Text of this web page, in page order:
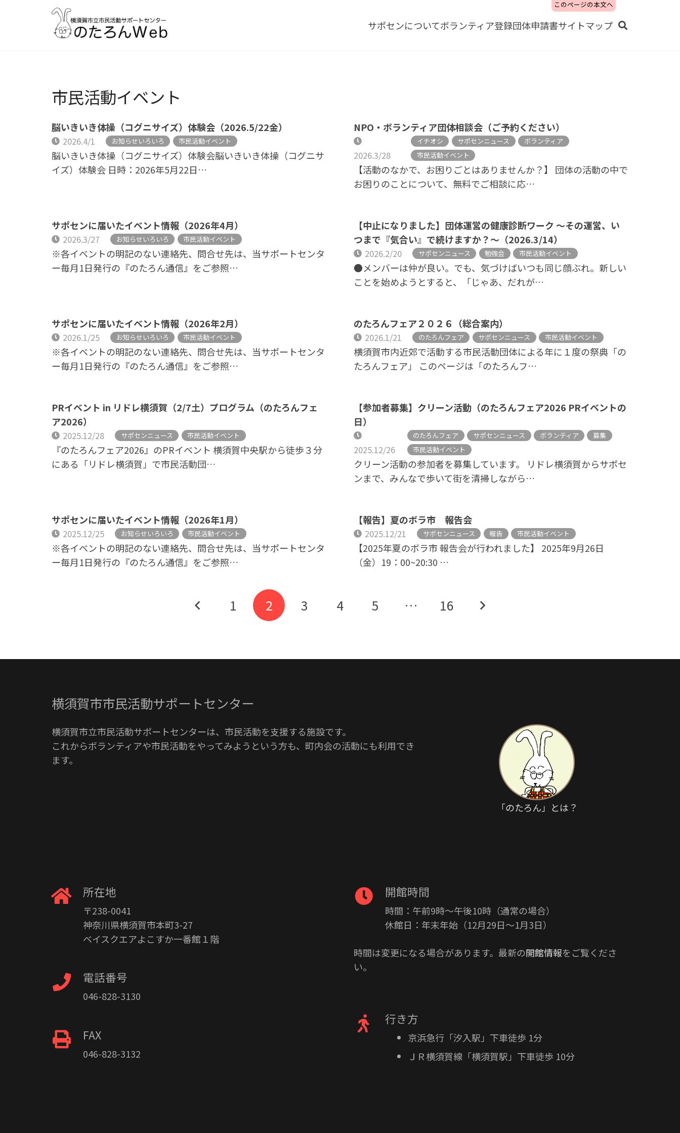
このページの本文へ
サポセンについてボランティア登録団体申請書サイトマップ
市民活動イベント
脳いきいき体操（コグニサイズ）体験会（2026.5/22金）
2026.4/1 お知らせいろいろ 市民活動イベント
脳いきいき体操（コグニサイズ）体験会脳いきいき体操（コグニサ
イズ）体験会 日時：2026年5月22日…
NPO・ボランティア団体相談会（ご予約ください）
2026.3/28
イチオシ サポセンニュース
ボランティア
市民活動イベント
【活動のなかで、お困りごとはありませんか？】 団体の活動の中で
お困りのことについて、無料でご相談に応…
サポセンに届いたイベント情報（2026年4月）
2026.3/27 お知らせいろいろ 市民活動イベント
※各イベントの明記のない連絡先、問合せ先は、当サポートセンタ
ー毎月1日発行の『のたろん通信』をご参照…
【中止になりました】団体運営の健康診断ワーク ～その運営、い
つまで『気合い』で続けますか？～（2026.3/14）
2026.2/20 サポセンニュース 勉強会 市民活動イベント
●メンバーは仲が良い。でも、気づけばいつも同じ顔ぶれ。新しい
ことを始めようとすると、「じゃあ、だれが…
サポセンに届いたイベント情報（2026年2月）
2026.1/25 お知らせいろいろ 市民活動イベント
※各イベントの明記のない連絡先、問合せ先は、当サポートセンタ
ー毎月1日発行の『のたろん通信』をご参照…
のたろんフェア２０２６（総合案内）
2026.1/21 のたろんフェア サポセンニュース 市民活動イベント
横須賀市内近郊で活動する市民活動団体による年に１度の祭典「の
たろんフェア」 このページは「のたろんフ…
PRイベント in リドレ横須賀（2/7土）プログラム（のたろんフェ
ア2026）
2025.12/28 サポセンニュース 市民活動イベント
『のたろんフェア2026』のPRイベント 横須賀中央駅から徒歩３分
にある「リドレ横須賀」で市民活動団…
【参加者募集】クリーン活動（のたろんフェア2026 PRイベントの
日）
2025.12/26
のたろんフェア サポセンニュース ボランティア
募集
市民活動イベント
クリーン活動の参加者を募集しています。 リドレ横須賀からサポセ
ンまで、みんなで歩いて街を清掃しながら…
サポセンに届いたイベント情報（2026年1月）
2025.12/25 お知らせいろいろ 市民活動イベント
※各イベントの明記のない連絡先、問合せ先は、当サポートセンタ
ー毎月1日発行の『のたろん通信』をご参照…
【報告】夏のボラ市 報告会
2025.12/21 サポセンニュース 報告 市民活動イベント
【2025年夏のボラ市 報告会が行われました】 2025年9月26日
（金）19：00~20:30 …
1 2 3 4 5 … 16
横須賀市市民活動サポートセンター
横須賀市立市民活動サポートセンターは、市民活動を支援する施設です。
これからボランティアや市民活動をやってみようという方も、町内会の活動にも利用でき
ます。
「のたろん」とは？
所在地
〒238-0041
神奈川県横須賀市本町3-27
ベイスクエアよこすか一番館１階
電話番号
046-828-3130
FAX
046-828-3132
開館時間
時間：午前9時〜午後10時（通常の場合）
休館日：年末年始（12月29日〜1月3日）
時間は変更になる場合があります。最新の開館情報をご覧くださ
い。
行き方
京浜急行「汐入駅」下車徒歩 1分
ＪＲ横須賀線「横須賀駅」下車徒歩 10分